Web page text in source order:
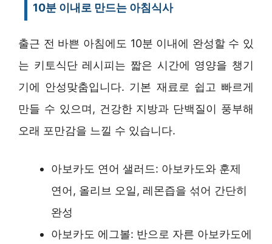
10분 이내로 만드는 아침식사
출근 전 바쁜 아침에도 10분 이내에 완성할 수 있
는 키토식단 레시피는 짧은 시간에 영양을 챙기
기에 안성맞춤입니다. 기본 재료로 쉽고 빠르게
만들 수 있으며, 건강한 지방과 단백질이 풍부해
오래 포만감을 느낄 수 있습니다.
아보카도 연어 샐러드: 아보카도와 훈제
연어, 올리브 오일, 레몬즙을 섞어 간단히
완성
아보카도 에그볼: 반으로 자른 아보카도에